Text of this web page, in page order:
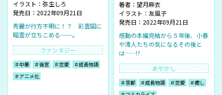
イラスト： 弥生しろ
発売日：2022年09月21日
秀麗が行方不明に！？ 彩雲国に
暗雲が立ちこめる──。
ファンタジー
＃中華 ＃後宮 ＃恋愛
＃成長物語
＃アニメ化
著者： 望月麻衣
イラスト： 友風子
発売日：2022年09月21日
感動の本編完結から５年後、小春
や澪人たちの気になるその後と
は……!?
あやかし
＃京都 ＃成長物語 ＃恋愛
＃癒し